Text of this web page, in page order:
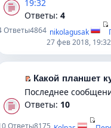
о
о
б
е
н
и
ю
а
н
н
м
с
о
о
б
п
р
о
и
а
н
н
о
р
в
о
у
е
п
р
о
й
и
к
е
р
в
19:32
Ответы: 4
Ответы4864 nikolagusak
27 фев 2018, 19:32
е
Какой планшет
Последнее
Ответы: 10
Ответы8175